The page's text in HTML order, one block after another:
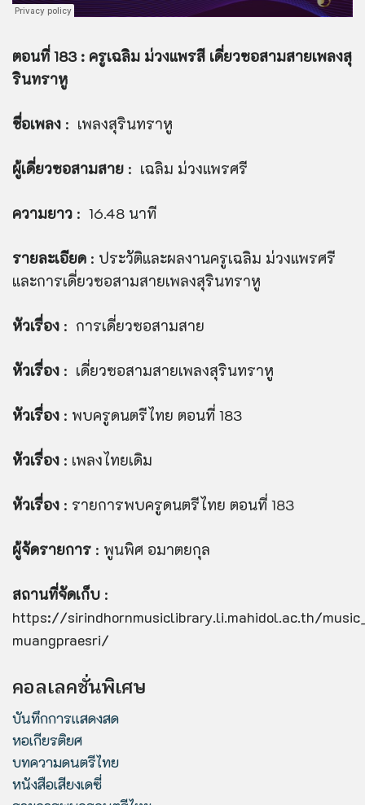
ตอนที่ 183 : ครูเฉลิม ม่วงแพรสี เดี่ยวซอสามสายเพลงสุ
รินทราหู
ชื่อเพลง : เพลงสุรินทราหู
ผู้เดี่ยวซอสามสาย : เฉลิม ม่วงแพรศรี
ความยาว : 16.48 นาที
รายละเอียด : ประวัติและผลงานครูเฉลิม ม่วงแพรศรี
และการเดี่ยวซอสามสายเพลงสุรินทราหู
หัวเรื่อง : การเดี่ยวซอสามสาย
หัวเรื่อง : เดี่ยวซอสามสายเพลงสุรินทราหู
หัวเรื่อง : พบครูดนตรีไทย ตอนที่ 183
หัวเรื่อง : เพลงไทยเดิม
หัวเรื่อง : รายการพบครูดนตรีไทย ตอนที่ 183
ผู้จัดรายการ : พูนพิศ อมาตยกุล
สถานที่จัดเก็บ :
https://sirindhornmusiclibrary.li.mahidol.ac.th/
muangpraesri/
คอลเลคชั่นพิเศษ
บันทึกการแสดงสด
หอเกียรติยศ
บทความดนตรีไทย
หนังสือเสียงเดซี่